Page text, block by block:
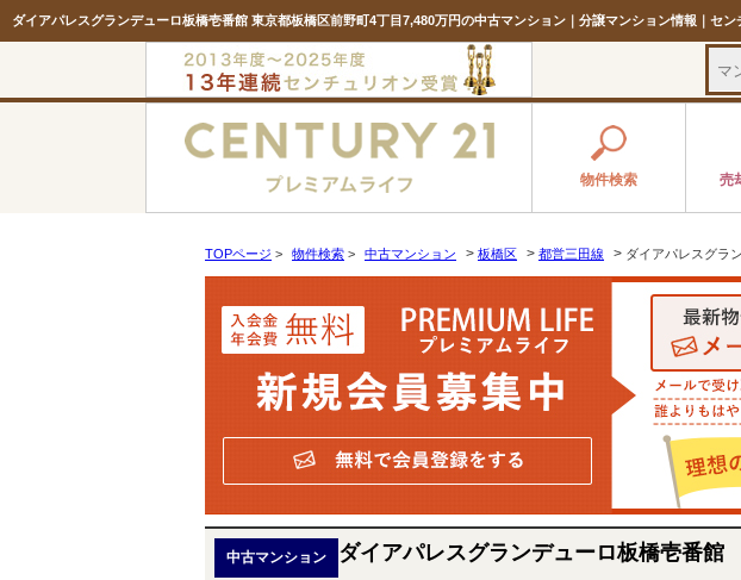
物件検索 売
TOPページ > 物件検索 > 中古マンション > 板橋区 > 都営三田線 > ダイアパレスグラ
中古マンション ダイアパレスグランデューロ板橋壱番館